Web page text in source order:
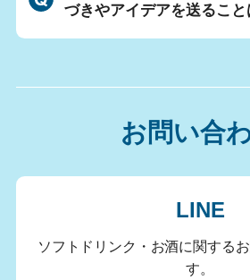
づきやアイデアを送ること
お問い合
LINE
ソフトドリンク・お酒に関する
す。